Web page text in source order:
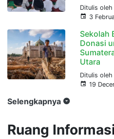
Ditulis
3
Sekolah
Donasi
Utara
Ditulis
19
Selengkapnya
Ruang Informasi